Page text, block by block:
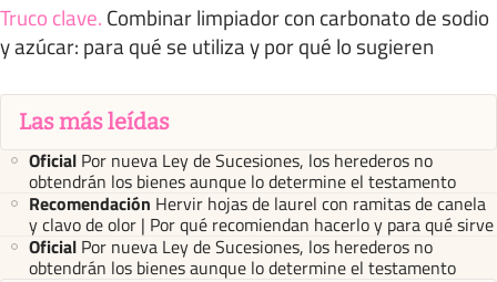
Truco clave. Combinar limpiador con carbonato de sodio
y azúcar: para qué se utiliza y por qué lo sugieren
Las más leídas
Oficial Por nueva Ley de Sucesiones, los herederos no
obtendrán los bienes aunque lo determine el testamento
Recomendación Hervir hojas de laurel con ramitas de canela
y clavo de olor | Por qué recomiendan hacerlo y para qué sirve
Oficial Por nueva Ley de Sucesiones, los herederos no
obtendrán los bienes aunque lo determine el testamento